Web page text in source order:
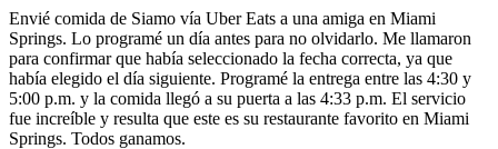
Envié comida de Siamo vía Uber Eats a una amiga en Miami
Springs. Lo programé un día antes para no olvidarlo. Me llamaron
para confirmar que había seleccionado la fecha correcta, ya que
había elegido el día siguiente. Programé la entrega entre las 4:30 y
5:00 p.m. y la comida llegó a su puerta a las 4:33 p.m. El servicio
fue increíble y resulta que este es su restaurante favorito en Miami
Springs. Todos ganamos.